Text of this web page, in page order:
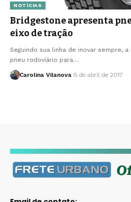
NOTÍCIAS
Bridgestone apresenta
eixo de tração
Seguindo sua linha de inovar sempre,
pneu rodoviário para…
Carolina Vilanova 5 de abril de 2017